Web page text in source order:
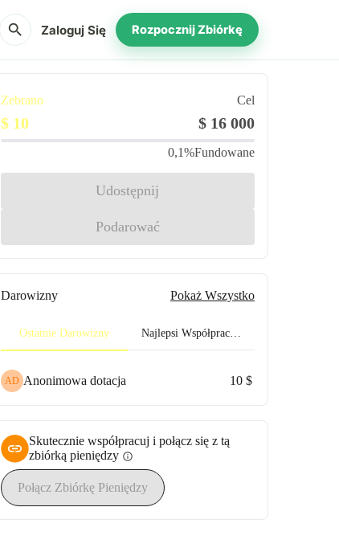
search Zaloguj Się Rozpocznij Zbiórkę
Zebrano Cel
$ 10 $ 16 000
0,1%Fundowane
Udostępnij
Podarować
Darowizny Pokaż Wszystko
Ostatnie Darowizny Najlepsi Współpracownicy
AD Anonimowa dotacja 10 $
Skutecznie współpracuj i połącz się z tą
zbiórką pieniędzy info
Połącz Zbiórkę Pieniędzy